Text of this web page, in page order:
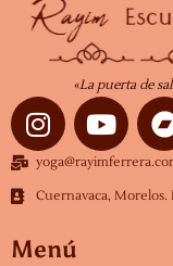
«La puerta de
I
n
s
t
g
Y
o
u
t
Cuernavaca, Morelos.
Menú